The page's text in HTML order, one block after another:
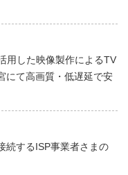
用した映像製作によるTV
にて高画質・低遅延で安
続するISP事業者さまの